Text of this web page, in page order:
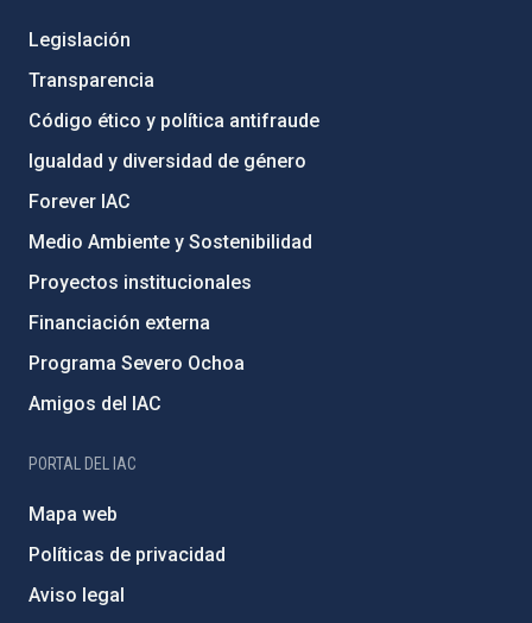
Legislación
Transparencia
Código ético y política antifraude
Igualdad y diversidad de género
Forever IAC
Medio Ambiente y Sostenibilidad
Proyectos institucionales
Financiación externa
Programa Severo Ochoa
Amigos del IAC
PORTAL DEL IAC
Mapa web
Políticas de privacidad
Aviso legal